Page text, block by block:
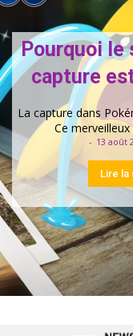
Pourquoi le
capture
La capture dans
Ce
- 13 août
Lire la